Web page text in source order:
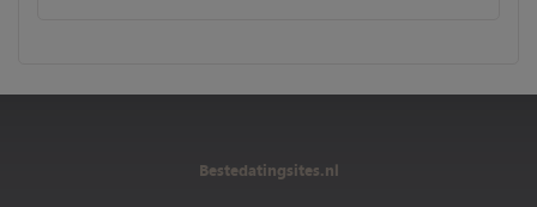
Bestedatingsites.nl